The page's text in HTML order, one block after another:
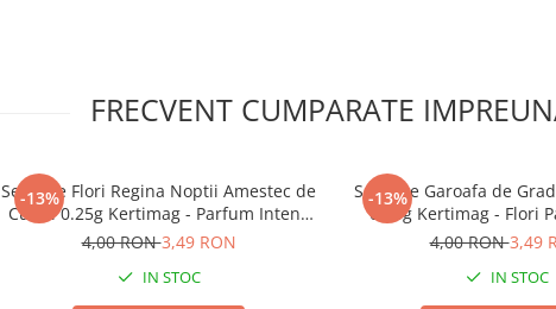
FRECVENT CUMPARATE
-13%
Seminte Flori Regina Noptii Amestec de
Culori 0.25g Kertimag - Parfum Intens
de Seara
4,00 RON3,49 RON
IN STOC
-13%
Seminte Garoafa de
0.25g Kertimag - Flori
Elegante
4,00 RON3,49
IN STOC